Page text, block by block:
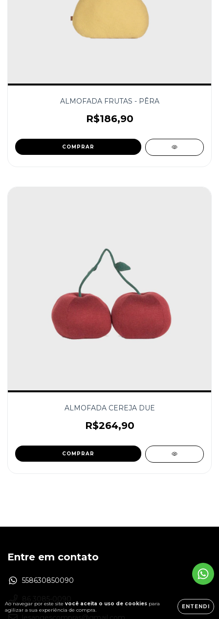
Ao navegar por este sitevocê aceita o uso de cookies para
agilizar a sua experiência de compra.
ENTENDI
ALMOFADA FRUTAS - PÊRA
R$186,90
ALMOFADA CEREJA DUE
R$264,90
Entre em contato
558630850090
86 3085-0090